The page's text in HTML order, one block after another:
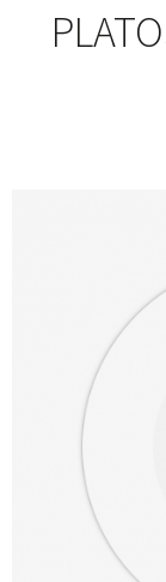
Sanare cocina +